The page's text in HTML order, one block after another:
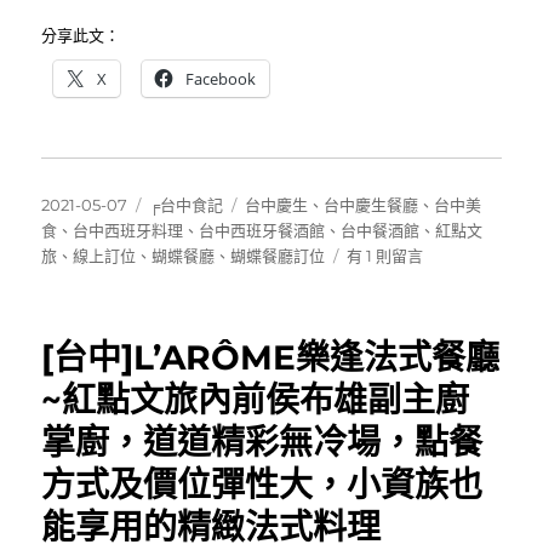
分享此文：
X Facebook
發
佈
日
2021-05-07
分
類
╒台中食記
標
籤
台中慶生 、 台中慶生餐廳 、 台中美
食 、 台中西班牙料理 、 台中西班牙餐酒館 、 台中餐酒館 、紅點文
旅 、線上訂位 、 蝴蝶餐廳 、 蝴蝶餐廳訂位
在
蝶
餐
廳
MARIPOSA
Bistro~
紅
點
文
有 1 則留言
[台中]L’ARÔME樂逢法式餐廳
~紅點文旅內前侯布雄副主廚
掌廚，道道精彩無冷場，點餐
方式及價位彈性大，小資族也
能享用的精緻法式料理